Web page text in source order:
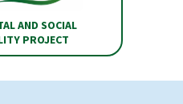
AND SOCIAL
PROJECT